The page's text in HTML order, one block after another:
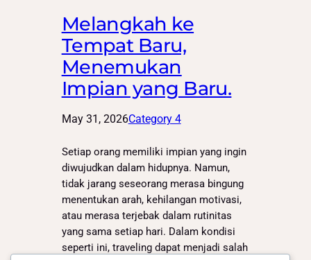
Melangkah ke
Tempat Baru,
Menemukan
Impian yang Baru.
May 31, 2026Category 4
Setiap orang memiliki impian yang ingin
diwujudkan dalam hidupnya. Namun,
tidak jarang seseorang merasa bingung
menentukan arah, kehilangan motivasi,
atau merasa terjebak dalam rutinitas
yang sama setiap hari. Dalam kondisi
seperti ini, traveling dapat menjadi salah